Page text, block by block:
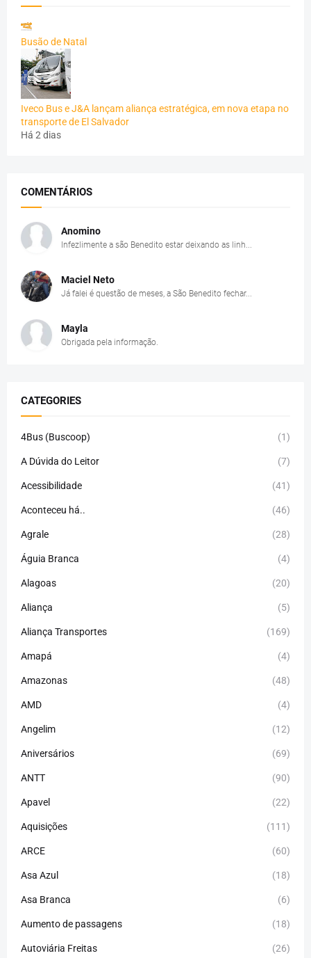
Busão de Natal
Iveco Bus e J&A lançam aliança estratégica, em nova etapa no
transporte de El Salvador
Há 2 dias
COMENTÁRIOS
Anomino
Infezlimente a são Benedito estar deixando as linh...
Maciel Neto
Já falei é questão de meses, a São Benedito fechar...
Mayla
Obrigada pela informação.
CATEGORIES
4Bus (Buscoop) (1)
A Dúvida do Leitor (7)
Acessibilidade (41)
Aconteceu há.. (46)
Agrale (28)
Águia Branca (4)
Alagoas (20)
Aliança (5)
Aliança Transportes (169)
Amapá (4)
Amazonas (48)
AMD (4)
Angelim (12)
Aniversários (69)
ANTT (90)
Apavel (22)
Aquisições (111)
ARCE (60)
Asa Azul (18)
Asa Branca (6)
Aumento de passagens (18)
Autoviária Freitas (26)